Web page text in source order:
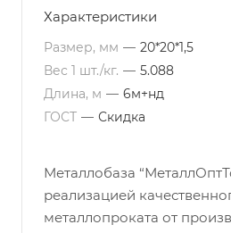
Характеристики
Размер, мм — 20*20*1,5
Вес 1 шт./кг. — 5.088
Длина, м — 6м+нд
ГОСТ — Скидка
Металлобаза
реализацией
металлопроката от